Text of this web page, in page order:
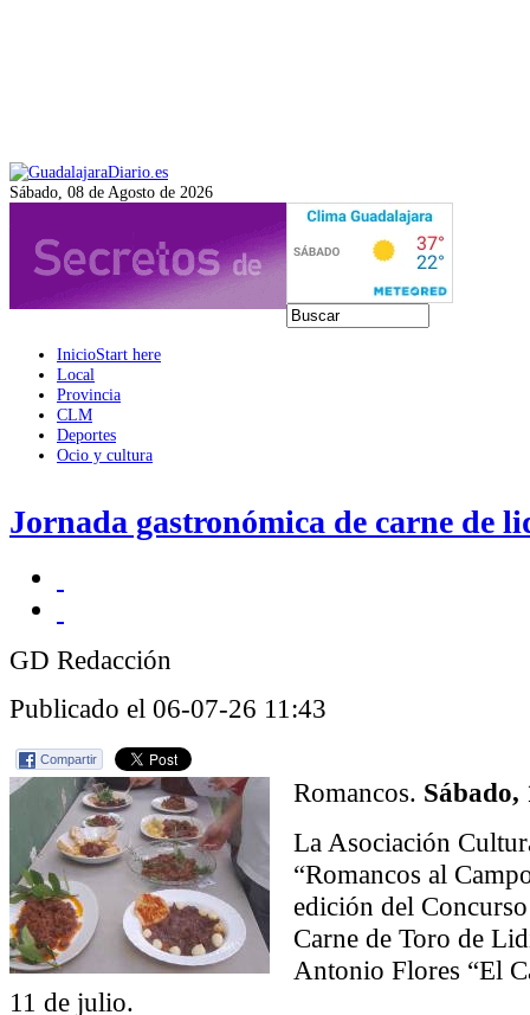
Sábado, 08 de Agosto de 2026
InicioStart here
Local
Provincia
CLM
Deportes
Ocio y cultura
Jornada gastronómica de carne de
GD Redacción
Publicado el 06-07-26 11:43
Compartir
Romancos. Sábado,
La Asociación
“Romancos al
edición del
Carne de Toro de
Antonio Flores “El
11 de julio.